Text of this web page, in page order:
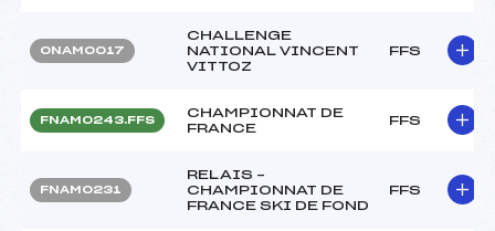
ONAM0017
CHALLENGE
NATIONAL VINCENT
VITTOZ
FFS
FNAM0243.FFS
CHAMPIONNAT DE
FRANCE
FFS
FNAM0231
RELAIS –
CHAMPIONNAT DE
FRANCE SKI DE FOND
FFS